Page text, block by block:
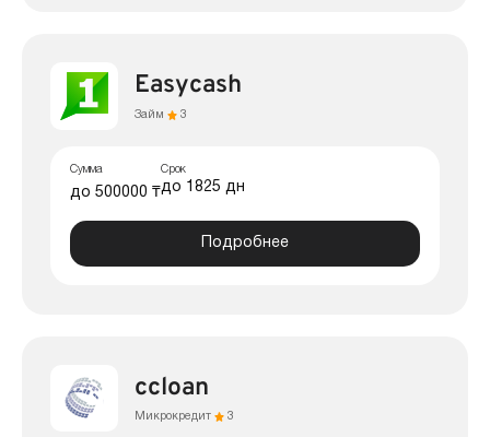
Easycash
Займ 3
Сумма
до 500000 ₸
Срок
до 1825 дн
Подробнее
ccloan
Микрокредит 3